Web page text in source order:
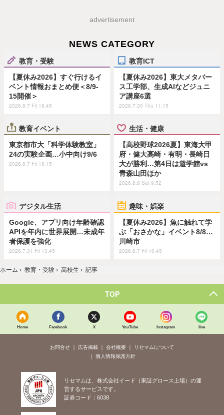
advertisement
NEWS CATEGORY
教育・受験
【夏休み2026】すぐ行けるイ
ベント情報おまとめ便＜8/9-
15開催＞
2026.8.7 Fri 19:45
教育ICT
【夏休み2026】東大メタバー
ス工学部、生成AIなどジュニ
ア講座6選
2026.7.30 Thu 11:15
教育イベント
東京都市大「科学体験教室」
24の実験企画…小中向け9/6
2026.8.7 Fri 18:15
生活・健康
【高校野球2026夏】東海大甲
府・健大高崎・有明・長崎日
大が勝利…第4日は遊学館vs
青森山田ほか
2026.8.8 Sat 9:52
デジタル生活
Google、アプリ向け年齢確認
APIを年内に世界展開…未成年
者保護を強化
2026.7.31 Fri 13:45
趣味・娯楽
【夏休み2026】魚に触れて学
ぶ「おさかな」イベント8/8…
川崎市
2026.8.7 Fri 10:45
ホーム › 教育・受験 › 高校生 › 記事
TOP
Home Facebook X YouTube Instagram line
お問合せ 広告掲載 会社概要
リセマムについて
個人情報保護方針
リセマムは、株式会社イード（東証グロース上場）の運
営するサービスです。
証券コード：6038